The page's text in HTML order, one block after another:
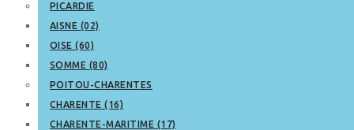
PICARDIE
AISNE (02)
OISE (60)
SOMME (80)
POITOU-CHARENTES
CHARENTE (16)
CHARENTE-MARITIME (17)